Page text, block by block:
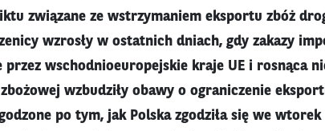
związane ze wstrzymaniem eksportu zbóż
wzrosły w ostatnich dniach, gdy zakazy
przez wschodnioeuropejskie kraje UE i rosnąca
wzbudziły obawy o ograniczenie
po tym, jak Polska zgodziła się we